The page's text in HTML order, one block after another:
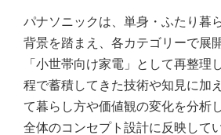
パナソニックは、単身・ふたり暮
背景を踏まえ、各カテゴリーで展
「小世帯向け家電」として再整理
程で蓄積してきた技術や知見に加
て暮らし方や価値観の変化を分析
全体のコンセプト設計に反映して